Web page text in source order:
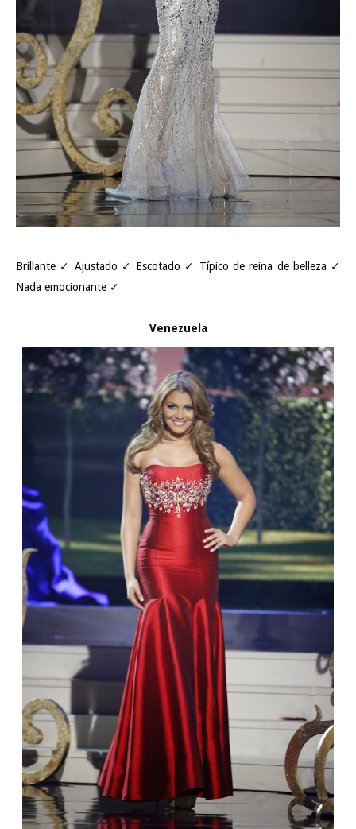
Brillante ✓ Ajustado ✓ Escotado ✓ Típico de reina de belleza ✓
Nada emocionante ✓
Venezuela